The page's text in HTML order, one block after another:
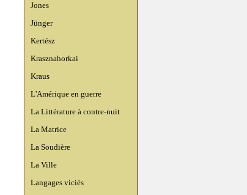
Jones
Jünger
Kertész
Krasznahorkai
Kraus
L'Amérique en guerre
La Littérature à contre-nuit
La Matrice
La Soudière
La Ville
Langages viciés